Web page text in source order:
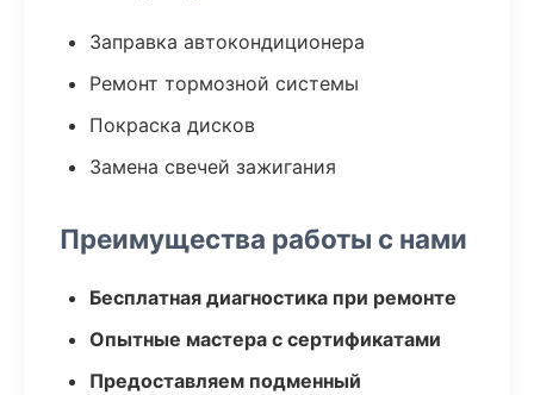
Заправка автокондиционера
Ремонт тормозной системы
Покраска дисков
Замена свечей зажигания
Преимущества работы с нами
Бесплатная диагностика при ремонте
Опытные мастера с сертификатами
Предоставляем подменный